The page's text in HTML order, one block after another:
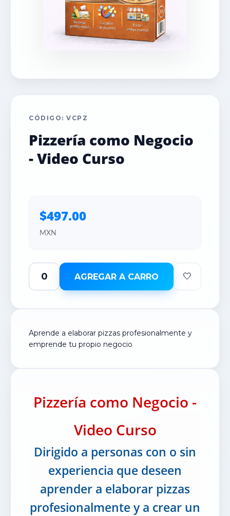
CÓDIGO: VCPZ
Pizzería como Negocio
- Video Curso
$497.00
MXN
AGREGAR A CARRO 🤍
Aprende a elaborar pizzas profesionalmente y
emprende tu propio negocio
Pizzería como Negocio -
Video Curso
Dirigido a personas con o sin
experiencia que deseen
aprender a elaborar pizzas
profesionalmente y a crear un